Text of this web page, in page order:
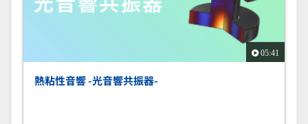
05:41
熱粘性音響 -光音響共振器-